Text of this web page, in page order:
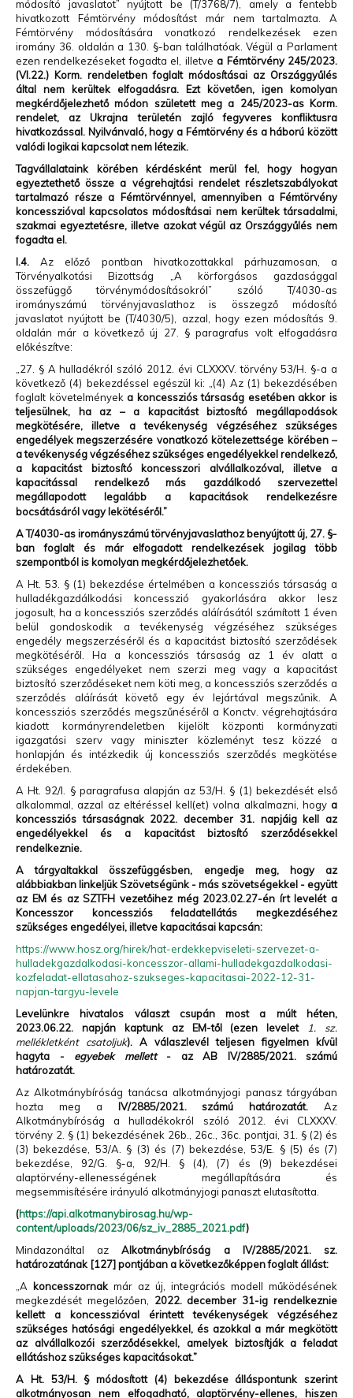
módosító javaslatot” nyújtott be (T/3768/7), amely a fentebb
hivatkozott Fémtörvény módosítást már nem tartalmazta. A
Fémtörvény módosítására vonatkozó rendelkezések ezen
iromány 36. oldalán a 130. §-ban találhatóak. Végül a Parlament
ezen rendelkezéseket fogadta el, illetvea Fémtörvény 245/2023.
(VI.22.) Korm. rendeletben foglalt módosításai az Országgyűlés
által nem kerültek elfogadásra. Ezt követően, igen komolyan
megkérdőjelezhető módon született meg a 245/2023-as Korm.
rendelet, az Ukrajna területén zajló fegyveres konfliktusra
hivatkozással. Nyilvánvaló, hogy a Fémtörvény és a háború között
valódi logikai kapcsolat nem létezik.
Tagvállalataink körében kérdésként merül fel, hogy hogyan
egyeztethető össze a végrehajtási rendelet részletszabályokat
tartalmazó része a Fémtörvénnyel, amennyiben a Fémtörvény
koncesszióval kapcsolatos módosításai nem kerültek társadalmi,
szakmai egyeztetésre, illetve azokat végül az Országgyűlés nem
fogadta el.
I.4. Az előző pontban hivatkozottakkal párhuzamosan, a
Törvényalkotási Bizottság „A körforgásos gazdasággal
összefüggő törvénymódosításokról” szóló T/4030-as
irományszámú törvényjavaslathoz is összegző módosító
javaslatot nyújtott be (T/4030/5), azzal, hogy ezen módosítás 9.
oldalán már a következő új 27. § paragrafus volt elfogadásra
előkészítve:
„27. § A hulladékról szóló 2012. évi CLXXXV. törvény 53/H. §-a a
következő (4) bekezdéssel egészül ki: „(4) Az (1) bekezdésében
foglalt követelményeka koncessziós társaság esetében akkor is
teljesülnek, ha az – a kapacitást biztosító megállapodások
megkötésére, illetve a tevékenység végzéséhez szükséges
engedélyek megszerzésére vonatkozó kötelezettsége körében –
a tevékenység végzéséhez szükséges engedélyekkel rendelkező,
a kapacitást biztosító koncesszori alvállalkozóval, illetve a
kapacitással rendelkező más gazdálkodó szervezettel
megállapodott legalább a kapacitások rendelkezésre
bocsátásáról vagy lekötéséről.”
A T/4030-as irományszámú törvényjavaslathoz benyújtott új, 27. §-
ban foglalt és már elfogadott rendelkezések jogilag több
szempontból is komolyan megkérdőjelezhetőek.
A Ht. 53. § (1) bekezdése értelmében a koncessziós társaság a
hulladékgazdálkodási koncesszió gyakorlására akkor lesz
jogosult, ha a koncessziós szerződés aláírásától számított 1 éven
belül gondoskodik a tevékenység végzéséhez szükséges
engedély megszerzéséről és a kapacitást biztosító szerződések
megkötéséről. Ha a koncessziós társaság az 1 év alatt a
szükséges engedélyeket nem szerzi meg vagy a kapacitást
biztosító szerződéseket nem köti meg, a koncessziós szerződés a
szerződés aláírását követő egy év lejártával megszűnik. A
koncessziós szerződés megszűnéséről a Konctv. végrehajtására
kiadott kormányrendeletben kijelölt központi kormányzati
igazgatási szerv vagy miniszter közleményt tesz közzé a
honlapján és intézkedik új koncessziós szerződés megkötése
érdekében.
A Ht. 92/I. § paragrafusa alapján az 53/H. § (1) bekezdését első
alkalommal, azzal az eltéréssel kell(et) volna alkalmazni, hogy a
koncessziós társaságnak 2022. december 31. napjáig kell az
engedélyekkel és a kapacitást biztosító szerződésekkel
rendelkeznie.
A tárgyaltakkal összefüggésben, engedje meg, hogy az
alábbiakban linkeljük Szövetségünk - más szövetségekkel - együtt
az EM és az SZTFH vezetőihez még 2023.02.27-én írt levelét a
Koncesszor koncessziós feladatellátás megkezdéséhez
szükséges engedélyei, illetve kapacitásai kapcsán:
https://www.hosz.org/hirek/hat-erdekkepviseleti-szervezet-a-
hulladekgazdalkodasi-koncesszor-allami-hulladekgazdalkodasi-
kozfeladat-ellatasahoz-szukseges-kapacitasai-2022-12-31-
napjan-targyu-levele
Levelünkre hivatalos választ csupán most a múlt héten,
2023.06.22. napján kaptunk az EM-től (ezen levelet
1. sz.
mellékletként csatoljuk). A válaszlevél teljesen figyelmen kívül
hagyta - egyebek mellett- az AB IV/2885/2021. számú
határozatát.
Az Alkotmánybíróság tanácsa alkotmányjogi panasz tárgyában
hozta meg a IV/2885/2021. számú határozatát.Az
Alkotmánybíróság a hulladékokról szóló 2012. évi CLXXXV.
törvény 2. § (1) bekezdésének 26b., 26c., 36c. pontjai, 31. § (2) és
(3) bekezdése, 53/A. § (3) és (7) bekezdése, 53/E. § (5) és (7)
bekezdése, 92/G. §-a, 92/H. § (4), (7) és (9) bekezdései
alaptörvény-ellenességének megállapítására és
megsemmisítésére irányuló alkotmányjogi panaszt elutasította.
(https://api.alkotmanybirosag.hu/wp-
content/uploads/2023/06/sz_iv_2885_2021.pdf)
Mindazonáltal azAlkotmánybíróság a IV/2885/2021. sz.
határozatának [127] pontjában a következőképpen foglalt állást:
„A koncesszornak már az új, integrációs modell működésének
megkezdését megelőzően, 2022. december 31-ig rendelkeznie
kellett a koncesszióval érintett tevékenységek végzéséhez
szükséges hatósági engedélyekkel, és azokkal a már megkötött
az alvállalkozói szerződésekkel, amelyek biztosítják a feladat
ellátáshoz szükséges kapacitásokat.”
A Ht. 53/H. § módosított (4) bekezdése álláspontunk szerint
alkotmányosan nem elfogadható, alaptörvény-ellenes, hiszen